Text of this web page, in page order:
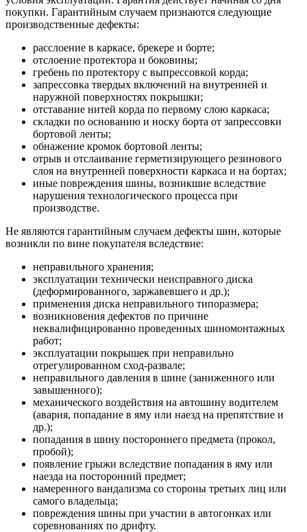
покупки. Гарантийным случаем признаются следующие
производственные дефекты:
расслоение в каркасе, брекере и борте;
отслоение протектора и боковины;
гребень по протектору с выпрессовкой корда;
запрессовка твердых включений на внутренней и
наружной поверхностях покрышки;
отставание нитей корда по первому слою каркаса;
складки по основанию и носку борта от запрессовки
бортовой ленты;
обнажение кромок бортовой ленты;
отрыв и отслаивание герметизирующего резинового
слоя на внутренней поверхности каркаса и на бортах;
иные повреждения шины, возникшие вследствие
нарушения технологического процесса при
производстве.
Не являются гарантийным случаем дефекты шин, которые
возникли по вине покупателя вследствие:
неправильного хранения;
эксплуатации технически неисправного диска
(деформированного, заржавевшего и др.);
применения диска неправильного типоразмера;
возникновения дефектов по причине
неквалифицированно проведенных шиномонтажных
работ;
эксплуатации покрышек при неправильно
отрегулированном сход-развале;
неправильного давления в шине (заниженного или
завышенного);
механического воздействия на автошину водителем
(авария, попадание в яму или наезд на препятствие и
др.);
попадания в шину постороннего предмета (прокол,
пробой);
появление грыжи вследствие попадания в яму или
наезда на посторонний предмет;
намеренного вандализма со стороны третьих лиц или
самого владельца;
повреждения шины при участии в автогонках или
соревнованиях по дрифту.